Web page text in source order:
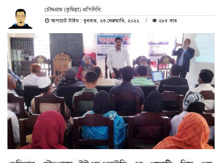
চৌদ্দগ্রাম (কুমিল্লা) প্রতিনিধি:
আপডেট টাইম : বুধবার, ২৩ ফেব্রুয়ারি, ২০২২
২৮৫ বার